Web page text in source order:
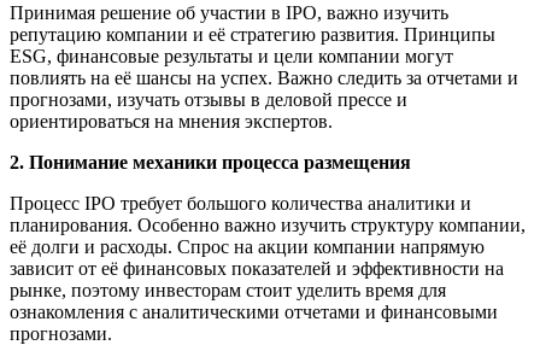
Принимая решение об участии в IPO, важно изучить
репутацию компании и её стратегию развития. Принципы
ESG, финансовые результаты и цели компании могут
повлиять на её шансы на успех. Важно следить за отчетами и
прогнозами, изучать отзывы в деловой прессе и
ориентироваться на мнения экспертов.
2. Понимание механики процесса размещения
Процесс IPO требует большого количества аналитики и
планирования. Особенно важно изучить структуру компании,
её долги и расходы. Спрос на акции компании напрямую
зависит от её финансовых показателей и эффективности на
рынке, поэтому инвесторам стоит уделить время для
ознакомления с аналитическими отчетами и финансовыми
прогнозами.